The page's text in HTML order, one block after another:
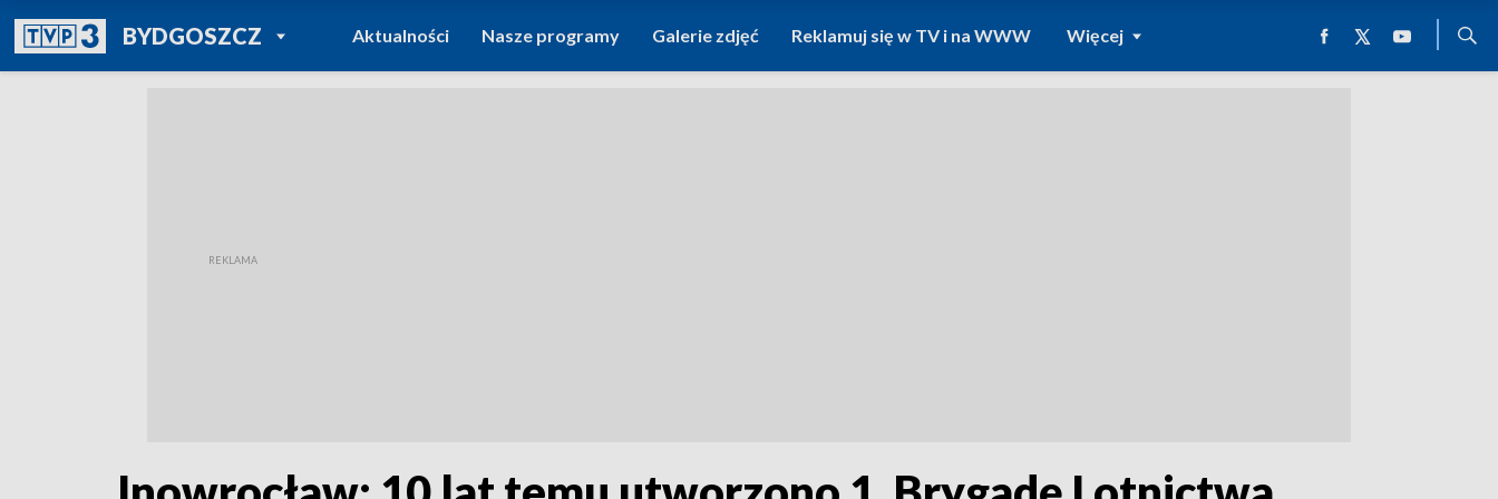
BYDGOSZCZPOWRÓT DO
TVP REGIONY
Aktualności Nasze programy Galerie zdjęć Reklamuj się w TV i na WWW Więcej